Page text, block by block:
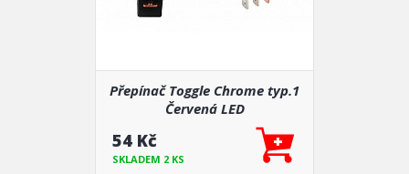
Přepínač Toggle Chrome typ.1
Červená LED
54 Kč
SKLADEM 2 KS